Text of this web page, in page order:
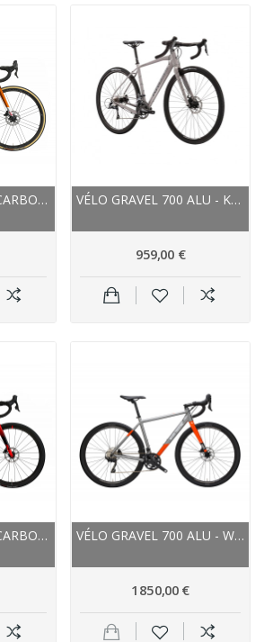
VÉLO COURSE 700 CARBON WILIER 2023 ZÉRO SLR... VÉLO GRAVEL 700 ALU - KROSS ESKER 1.0 - GRIS...
959,00 €
VÉLO COURSE 700 CARBON WILIER 2023 CENTO10 SL... VÉLO GRAVEL 700 ALU - WILIER 2023 JAREEN GRX...
1 850,00 €